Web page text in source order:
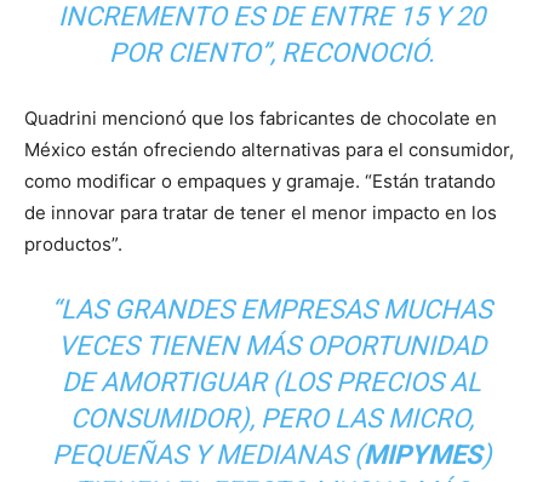
INCREMENTO ES DE ENTRE 15 Y 20
POR CIENTO”, RECONOCIÓ.
Quadrini mencionó que los fabricantes de chocolate en
México están ofreciendo alternativas para el consumidor,
como modificar o empaques y gramaje. “Están tratando
de innovar para tratar de tener el menor impacto en los
productos”.
“LAS GRANDES EMPRESAS MUCHAS
VECES TIENEN MÁS OPORTUNIDAD
DE AMORTIGUAR (LOS PRECIOS AL
CONSUMIDOR), PERO LAS MICRO,
PEQUEÑAS Y MEDIANAS (MIPYMES)